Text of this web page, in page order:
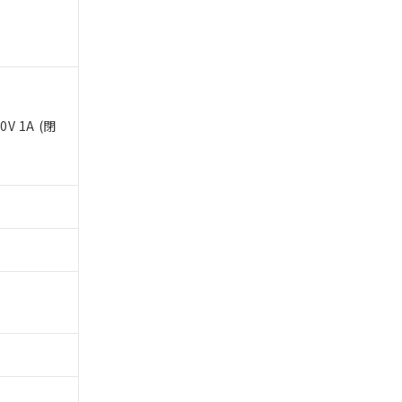
1A (閉
ようお願いしま
にご登録され
社の共同利用者
とをご了承くだ
はありません。
品に未対応品が
年1月12日よ
ない年数を意
ムロン制御